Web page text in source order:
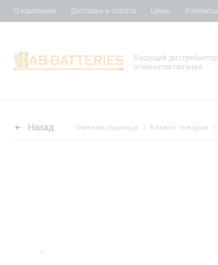
О компании Доставка и оплата Цены Контакты
Ведущий дистрибьютор
элементов питания
Назад Главная страница Каталог товаров